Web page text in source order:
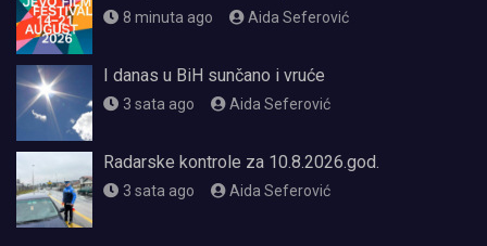
8 minuta ago Aida Seferović
I danas u BiH sunčano i vruće
3 sata ago Aida Seferović
Radarske kontrole za 10.8.2026.god.
3 sata ago Aida Seferović